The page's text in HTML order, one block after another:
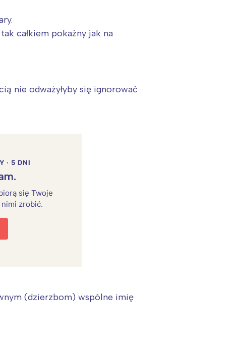
całkiem pokaźny jak na
nie odważyłyby się ignorować
· 5 DNI
się Twoje
zrobić.
(dzierzbom) wspólne imię